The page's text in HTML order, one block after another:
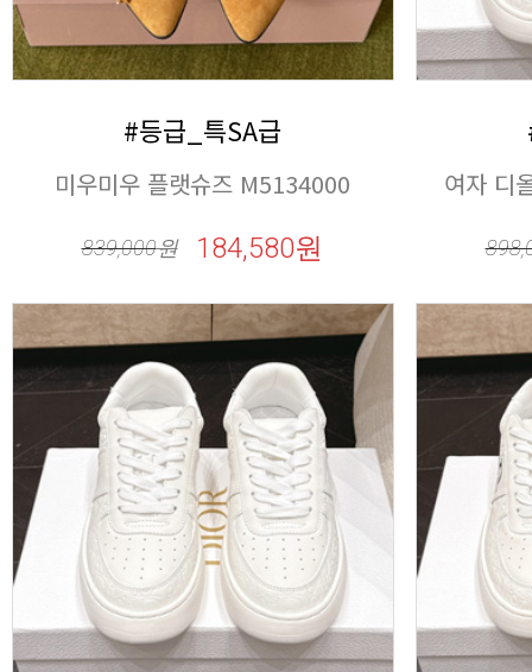
#등급_특SA급
미우미우 플랫슈즈 M5134000
839,000원 184,580원
여자 디